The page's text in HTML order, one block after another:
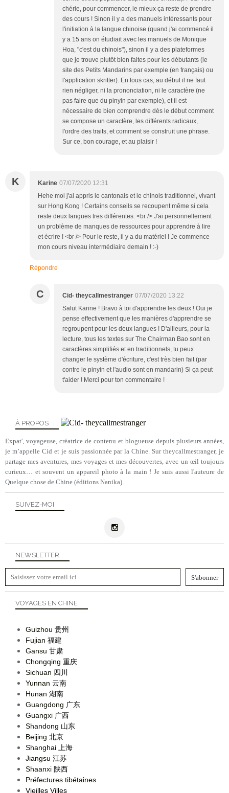
chérie, pour commencer, le mieux ça reste de prendre
des cours ! Sinon il y a des manuels intéressants pour
l'initiation à la langue chinoise (quand j'ai commencé il
y a 15 ans on étudiait avec les manuels de Monique
Hoa, "c'est du chinois"), sinon il y a des plateformes
que je trouve plutôt bien faites pour les débutants (le
site des Petits Mandarins par exemple (en français) ou
l'application skritter). En tous cas, au début il ne faut
rien négliger, ni la prononciation, ni le caractère (ne
pas faire que du pinyin par exemple), et il est
nécessaire de bien comprendre dès le début comment
se compose un caractère, les différents radicaux,
l'ordre des traits, et comment se construit une phrase.
Sur ce, bon courage, et au plaisir !
K Karine 07/07/2020 12:31
Hehe moi j'ai appris le cantonais et le chinois traditionnel, vivant
sur Hong Kong ! Certains conseils se recoupent même si cela
reste deux langues tres différentes. <br /> J'ai personnellement
un problème de manques de ressources pour apprendre à lire
et écrire ! <br /> Pour le reste, il y a du matériel ! Je commence
mon cours niveau intermédiaire demain ! :-)
Répondre
C Cid- theycallmestranger 07/07/2020 13:22
Salut Karine ! Bravo à toi d'apprendre les deux ! Oui je
pense effectivement que les manières d'apprendre se
regroupent pour les deux langues ! D'ailleurs, pour la
lecture, tous les textes sur The Chairman Bao sont en
caractères simplifiés et en traditionnels, tu peux
changer le système d'écriture, c'est très bien fait (par
contre le pinyin et l'audio sont en mandarin) Si ça peut
t'aider ! Merci pour ton commentaire !
NEWSLETTER
SUIVEZ-MOI
À PROPOS
Expat', voyageuse, créatrice de contenu et blogueuse depuis plusieurs années,
je m’appelle Cid et je suis passionnée par la Chine. Sur theycallmestranger, je
partage mes aventures, mes voyages et mes découvertes, avec un œil toujours
curieux… et souvent un appareil photo à la main ! Je suis aussi l'auteure de
Quelque chose de Chine (éditions Nanika).
VOYAGES EN CHINE
Guizhou 贵州
Fujian 福建
Gansu 甘肃
Chongqing 重庆
Sichuan 四川
Yunnan 云南
Hunan 湖南
Guangdong 广东
Guangxi 广西
Shandong 山东
Beijing 北京
Shanghai 上海
Jiangsu 江苏
Shaanxi 陕西
Préfectures tibétaines
Vieilles Villes